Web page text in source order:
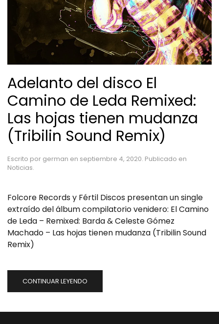
Adelanto del disco El
Camino de Leda Remixed:
Las hojas tienen mudanza
(Tribilin Sound Remix)
Escrito por german en septiembre 4, 2020. Publicado en
Noticias.
Folcore Records y Fértil Discos presentan un single
extraído del álbum compilatorio venidero: El Camino
de Leda – Remixed: Barda & Celeste Gómez
Machado – Las hojas tienen mudanza (Tribilin Sound
Remix)
CONTINUAR LEYENDO